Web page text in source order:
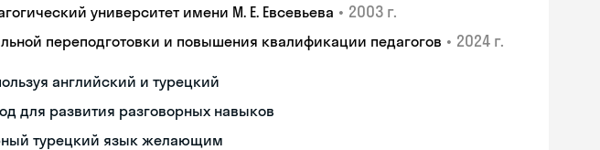
университет имени М. Е. Евсевьева • 2003 г.
переподготовки и повышения квалификации педагогов • 2024 г.
английский и турецкий
для развития разговорных навыков
турецкий язык желающим